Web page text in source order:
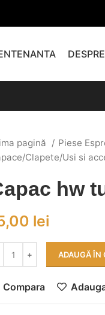
pagină
Piese
Clapete/Usi si
hw
lei
ADAUGĂ ÎN
Compara